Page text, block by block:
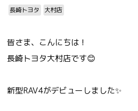
長崎トヨタ 大村店
皆さま、こんにちは！
長崎トヨタ大村店です😊
新型RAV4がデビューしました✨